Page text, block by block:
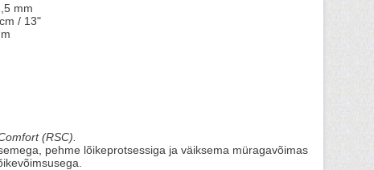
mm
/ 13"
(RSC).
pehme lõikeprotsessiga ja väiksema müragavõimas